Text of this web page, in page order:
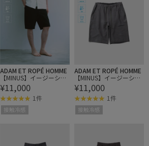
ADAM ET ROPÉ HOMME
【MINUS】イージーショ
ートパンツ / 接触冷感 /
遮熱 / UVカット / 吸水拡
散
¥11,000
1件
接触冷感
ADAM ET ROPÉ HOMME
【MINUS】イージーショ
ートパンツ / 接触冷感 /
遮熱 / UVカット / 吸水拡
散
¥11,000
1件
接触冷感